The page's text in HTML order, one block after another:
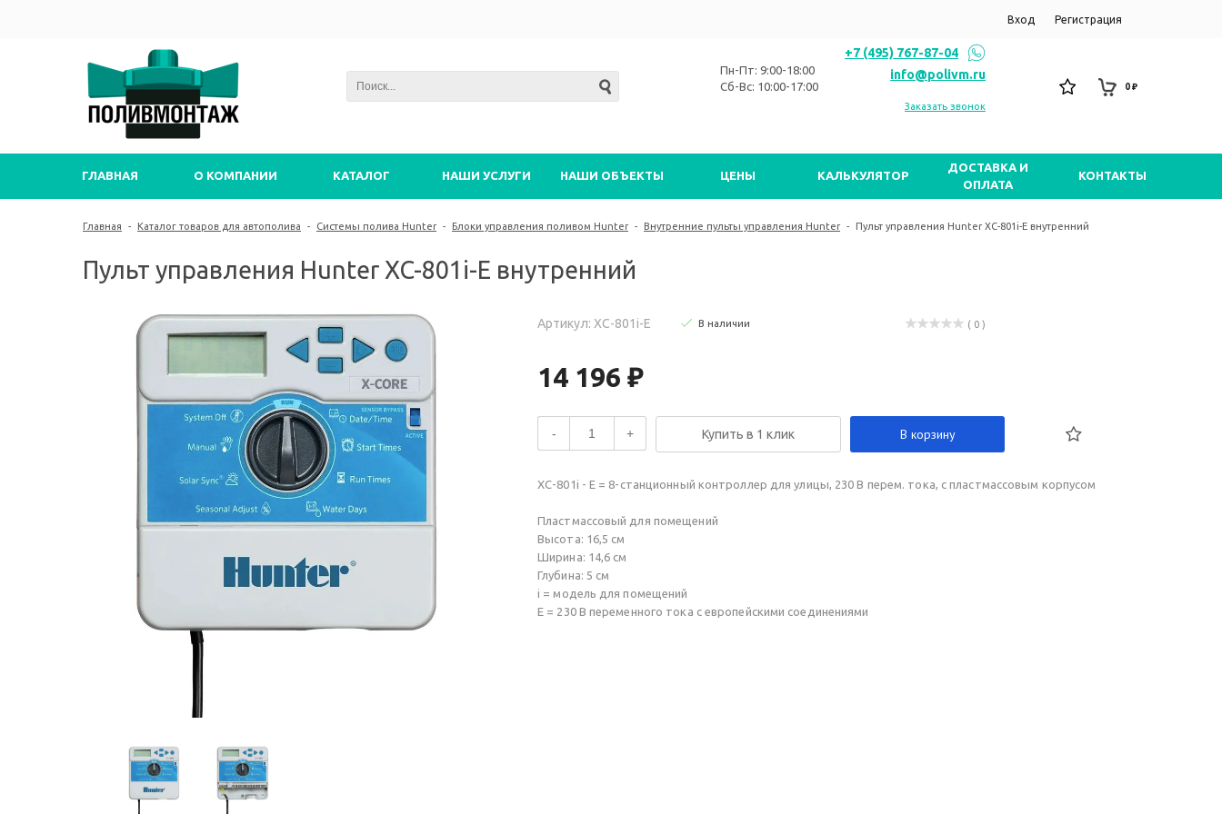
Вход Регистрация
Пн-Пт: 9:00-18:00
Сб-Вс: 10:00-17:00
+7 (495) 767-87-04
info@polivm.ru
Заказать звонок
0 ₽
ГЛАВНАЯ О КОМПАНИИ КАТАЛОГ НАШИ УСЛУГИ НАШИ ОБЪЕКТЫ ЦЕНЫ КАЛЬКУЛЯТОР
ДОСТАВКА И
ОПЛАТА
КОНТАКТЫ
Главная - Каталог товаров для автополива - Системы полива Hunter - Блоки управления поливом Hunter - Внутренние пульты управления Hunter - Пульт управления Hunter XC-801i-E внутренний
Пульт управления Hunter XC-801i-E внутренний
Артикул: XC-801i-E В наличии ( 0 )
14 196 ₽
- + Купить в 1 клик В корзину
XC-801i - E = 8-станционный контроллер для улицы, 230 В перем. тока, с пластмассовым корпусом
Пластмассовый для помещений
Высота: 16,5 см
Ширина: 14,6 см
Глубина: 5 см
i = модель для помещений
E = 230 В переменного тока с европейскими соединениями